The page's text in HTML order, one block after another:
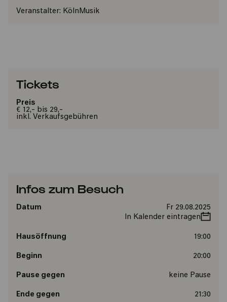
Veranstalter: KölnMusik
Tickets
Preis
€ 12,- bis 29,-
inkl. Verkaufsgebühren
Infos zum Besuch
Datum
Fr 29.08.2025
In Kalender eintragen
Hausöffnung 19:00
Beginn 20:00
Pause gegen keine Pause
Ende gegen 21:30